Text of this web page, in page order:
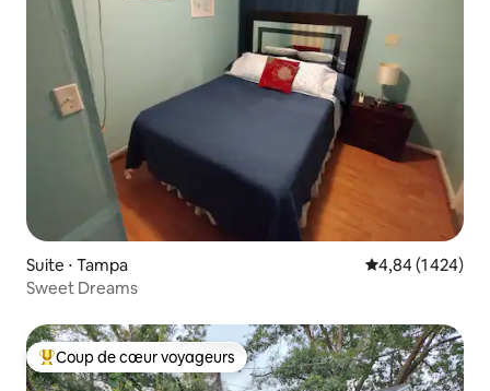
Suite ⋅ Tampa Évaluation
4,84 (1 424)
Sweet Dreams
Coups de cœur voyageurs les plus appréciés
Coup de cœur voyageurs